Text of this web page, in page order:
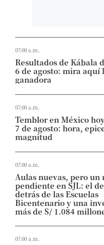
07:00 a.m.
Resultados de Kábala
6 de agosto: mira aquí
ganadora
07:00 a.m.
Temblor en México
7 de agosto: hora,
magnitud
07:00 a.m.
Aulas nuevas, pero un
pendiente en SJL: el
detrás de las Escuelas
Bicentenario y una
más de S/ 1.084
07:00 a.m.